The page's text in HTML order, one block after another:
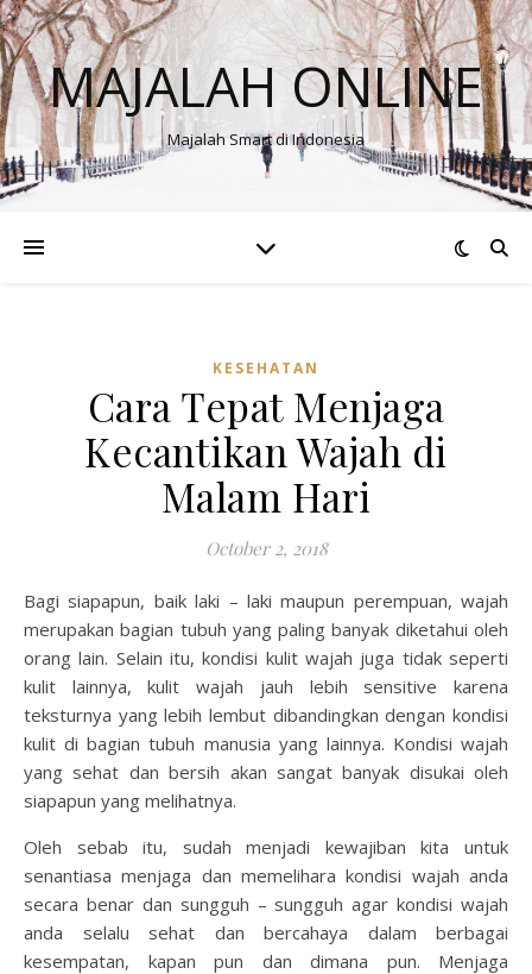
MAJALAH ONLINE
Majalah Smart di Indonesia
KESEHATAN
Cara Tepat Menjaga
Kecantikan Wajah di
Malam Hari
October 2, 2018
Bagi siapapun, baik laki – laki maupun perempuan, wajah
merupakan bagian tubuh yang paling banyak diketahui oleh
orang lain. Selain itu, kondisi kulit wajah juga tidak seperti
kulit lainnya, kulit wajah jauh lebih sensitive karena
teksturnya yang lebih lembut dibandingkan dengan kondisi
kulit di bagian tubuh manusia yang lainnya. Kondisi wajah
yang sehat dan bersih akan sangat banyak disukai oleh
siapapun yang melihatnya.
Oleh sebab itu, sudah menjadi kewajiban kita untuk
senantiasa menjaga dan memelihara kondisi wajah anda
secara benar dan sungguh – sungguh agar kondisi wajah
anda selalu sehat dan bercahaya dalam berbagai
kesempatan, kapan pun dan dimana pun. Menjaga